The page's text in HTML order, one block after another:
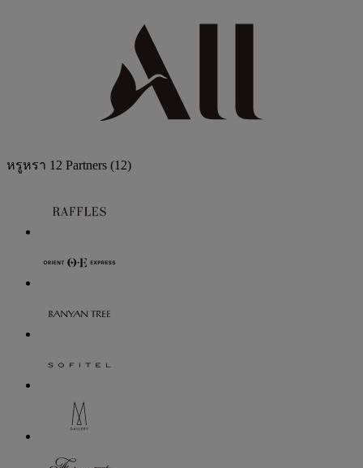
หรูหรา 12 Partners (12)